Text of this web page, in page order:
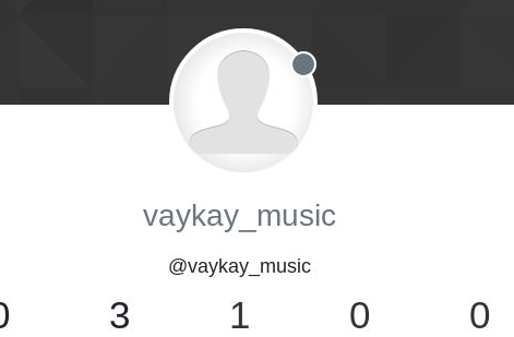
Offline
vaykay_music
@vaykay_music
3 1 0 0